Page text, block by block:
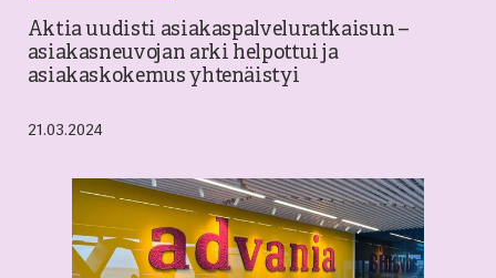
Aktia uudisti asiakaspalveluratkaisun –
asiakasneuvojan arki helpottui ja
asiakaskokemus yhtenäistyi
21.03.2024